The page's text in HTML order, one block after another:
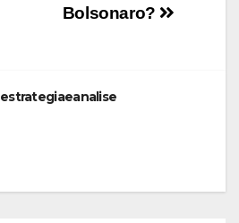
Bolsonaro?
estrategiaeanalise